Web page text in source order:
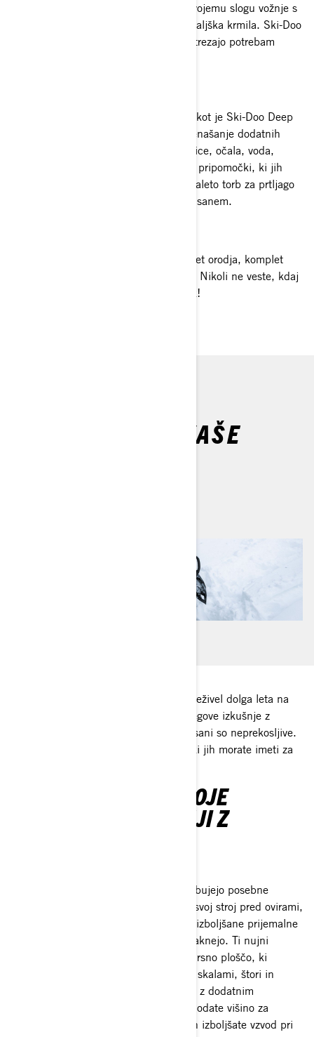
Vozniki radi prilagodijo višino krmila svojemu slogu vožnje s
pomočjo fiksnega ali nastavljivega podaljška krmila. Ski-Doo
ponuja različne vrste podaljškov, ki ustrezajo potrebam
Namestitev priročne torbe za prtljago, kot je Ski-Doo Deep
Snow Pro Bag, omogoča preprosto prenašanje dodatnih
predmetov. To so lahko rezervne rokavice, očala, voda,
hrana ali kateri koli drugi nepogrešljivi pripomočki, ki jih
potrebujete. Ski-Doo ponuja celotno paleto torb za prtljago
LinQ, ki se prilegajo vsakim motornim sanem.
Vsako vozilo potrebuje zanesljiv komplet orodja, komplet
Deluxe pa izpolnjuje vse vaše potrebe. Nikoli ne veste, kdaj
ga boste potrebovali vi ali vaš sopotnik!
DODATKOV ZA VAŠE
Ski-Doo ambasador Dave Norona je preživel dolga leta na
motornih saneh po utrjenih poteh. Njegove izkušnje z
dodatki in opremo za gorske motorne sani so neprekosljive.
To je njegovih 5 najboljših dodatkov, ki jih morate imeti za
KAKO POSPEŠITI SVOJE
IZKUŠNJE PRI VOŽNJI Z
Vozniki po visokem snegu snegu potrebujejo posebne
dodatke za motorne sani, da zaščitijo svoj stroj pred ovirami,
skritimi pod snegom. Potrebujejo tudi izboljšane prijemalne
točke, da se lahko izvlečejo, če se zataknejo. Ti nujni
elementi za motorne sani vključujejo drsno ploščo, ki
pomaga zaščititi spodnji del sani pred skalami, štori in
stebri. Dave priporoča, da ga povežete z dodatnim
sprednjim ali zadnjim odbijačem, da dodate višino za
enostaven dostop v globokem snegu in izboljšate vzvod pri